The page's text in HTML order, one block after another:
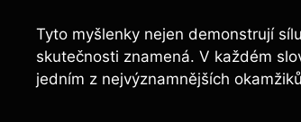
Tyto myšlenky nejen demonstrují
skutečnosti znamená. V každém
jedním z nejvýznamnějších